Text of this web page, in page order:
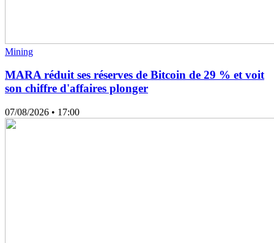
Mining
MARA réduit ses réserves de Bitcoin de 29 % et voit
son chiffre d'affaires plonger
07/08/2026 • 17:00